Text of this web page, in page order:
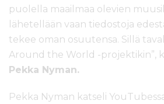
puolella maailmaa olevien
lähetellään vaan tiedostoja
tekee oman osuutensa. Sillä
Around the World -projektikin”,
Pekka Nyman.
Pekka Nyman katseli